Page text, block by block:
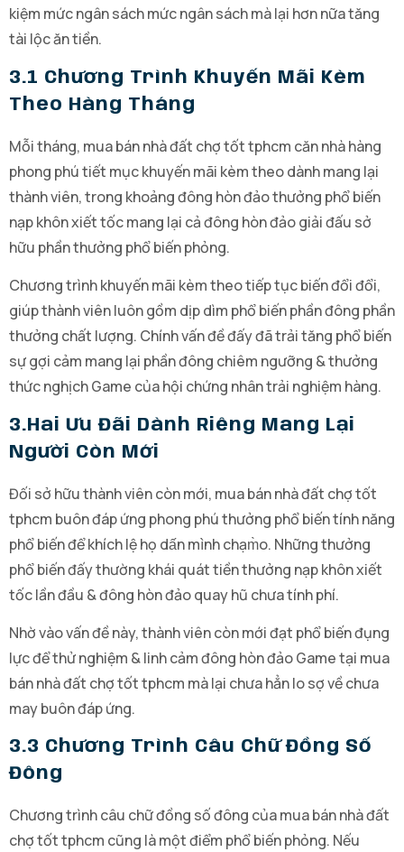
kiệm mức ngân sách mức ngân sách mà lại hơn nữa tăng
tài lộc ăn tiền.
3.1 Chương Trình Khuyến Mãi Kèm
Theo Hàng Tháng
Mỗi tháng, mua bán nhà đất chợ tốt tphcm căn nhà hàng
phong phú tiết mục khuyến mãi kèm theo dành mang lại
thành viên, trong khoảng đông hòn đảo thưởng phổ biến
nạp khôn xiết tốc mang lại cả đông hòn đảo giải đấu sở
hữu phần thưởng phổ biến phỏng.
Chương trình khuyến mãi kèm theo tiếp tục biến đổi đổi,
giúp thành viên luôn gồm dịp dìm phổ biến phần đông phần
thưởng chất lượng. Chính vấn đề đấy đã trải tăng phổ biến
sự gợi cảm mang lại phần đông chiêm ngưỡng & thưởng
thức nghịch Game của hội chứng nhân trải nghiệm hàng.
3.hai Ưu Đãi Dành Riêng Mang Lại
Người Còn Mới
Đối sở hữu thành viên còn mới, mua bán nhà đất chợ tốt
tphcm buôn đáp ứng phong phú thưởng phổ biến tính năng
phổ biến để khích lệ họ dấn mình chạm̀o. Những thưởng
phổ biến đấy thường khái quát tiền thưởng nạp khôn xiết
tốc lần đầu & đông hòn đảo quay hũ chưa tính phí.
Nhờ vào vấn đề này, thành viên còn mới đạt phổ biến đụng
lực để thử nghiệm & linh cảm đông hòn đảo Game tại mua
bán nhà đất chợ tốt tphcm mà lại chưa hẳn lo sợ về chưa
may buôn đáp ứng.
3.3 Chương Trình Câu Chữ Đồng Số
Đông
Chương trình câu chữ đồng số đông của mua bán nhà đất
chợ tốt tphcm cũng là một điểm phổ biến phỏng. Nếu